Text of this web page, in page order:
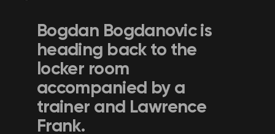
Bogdan Bogdanovic is
heading back to the
locker room
accompanied by a
trainer and Lawrence
Frank.